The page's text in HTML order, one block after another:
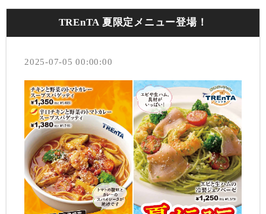
TREnTA 夏限定メニュー登場！
2025-07-05 00:00:00